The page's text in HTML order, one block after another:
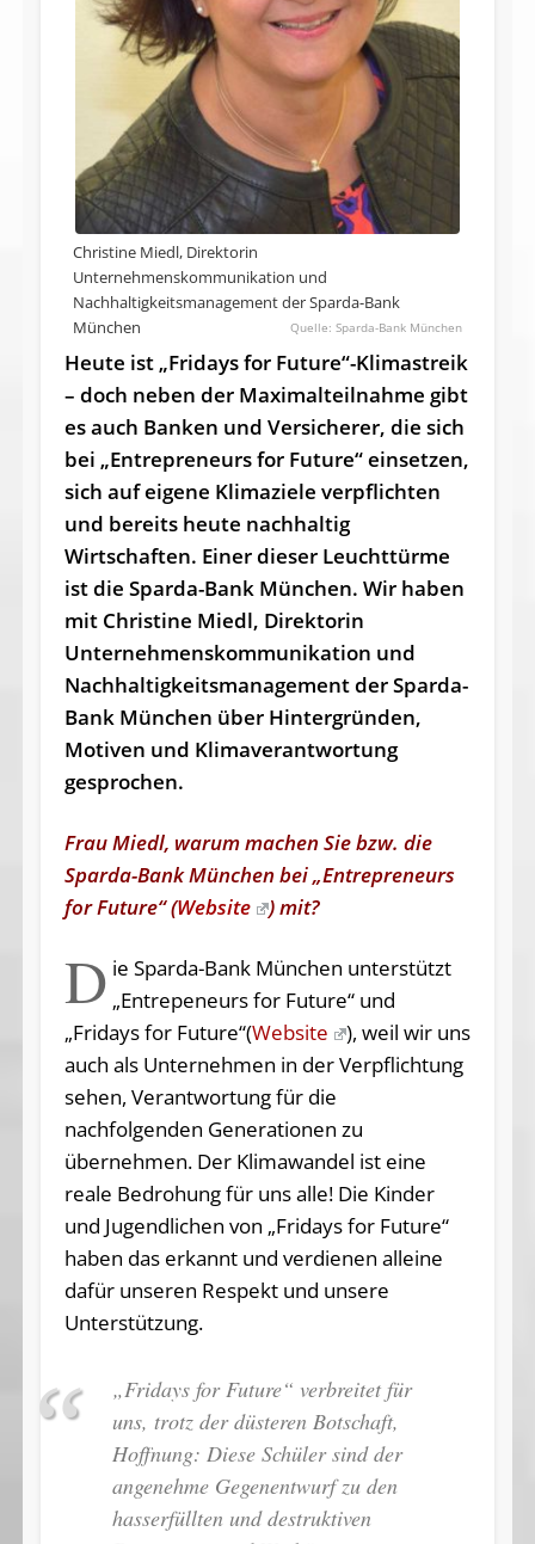
Christine Miedl, Direktorin
Unternehmenskommunikation und
Nachhaltigkeitsmanagement der Sparda-Bank
München
Sparda-Bank München
Heute ist „Fridays for Future“-Klimastreik
– doch neben der Maximalteilnahme gibt
es auch Banken und Versicherer, die sich
bei „Entrepreneurs for Future“ einsetzen,
sich auf eigene Klimaziele verpflichten
und bereits heute nachhaltig
Wirtschaften. Einer dieser Leuchttürme
ist die Sparda-Bank München. Wir haben
mit Christine Miedl, Direktorin
Unternehmenskommunikation und
Nachhaltigkeitsmanagement der Sparda-
Bank München über Hintergründen,
Motiven und Klimaverantwortung
gesprochen.
Frau Miedl, warum machen Sie bzw. die
Sparda-Bank München bei „Entrepreneurs
for Future“ (Website ) mit?
D ie Sparda-Bank München unterstützt
„Entrepeneurs for Future“ und
„Fridays for Future“(Website
), weil wir uns
auch als Unternehmen in der Verpflichtung
sehen, Verantwortung für die
nachfolgenden Generationen zu
übernehmen. Der Klimawandel ist eine
reale Bedrohung für uns alle! Die Kinder
und Jugendlichen von „Fridays for Future“
haben das erkannt und verdienen alleine
dafür unseren Respekt und unsere
Unterstützung.
„Fridays for Future“ verbreitet für
uns, trotz der düsteren Botschaft,
Hoffnung: Diese Schüler sind der
angenehme Gegenentwurf zu den
hasserfüllten und destruktiven